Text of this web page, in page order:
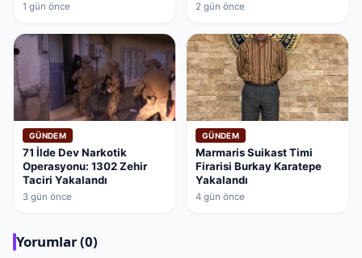
1 gün önce 2 gün önce
GÜNDEM
71 İlde Dev Narkotik
Operasyonu: 1302 Zehir
Taciri Yakalandı
3 gün önce
GÜNDEM
Marmaris Suikast Timi
Firarisi Burkay Karatepe
Yakalandı
4 gün önce
Yorumlar (0)